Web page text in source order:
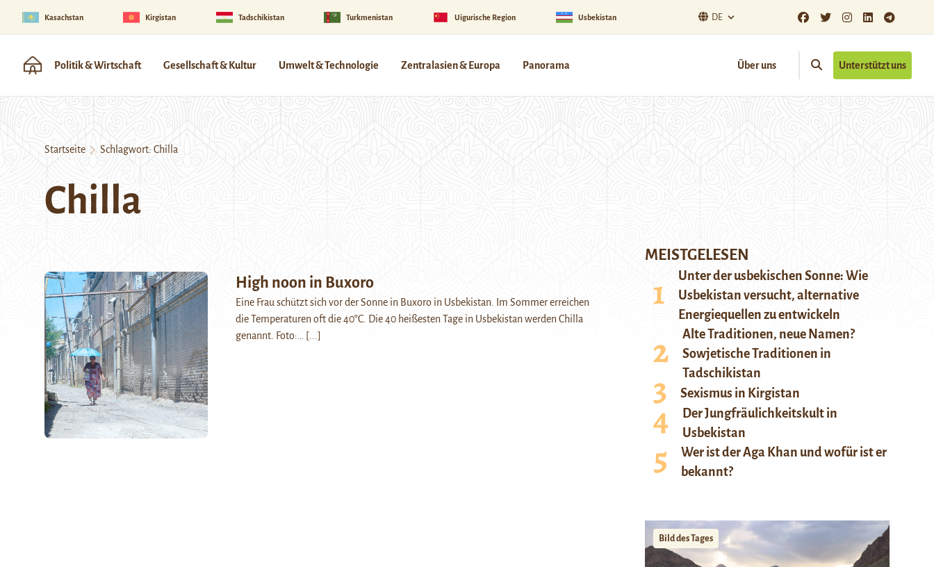
Kasachstan Kirgistan Tadschikistan Turkmenistan Uigurische Region Usbekistan DE
Politik & Wirtschaft Gesellschaft & Kultur Umwelt & Technologie Zentralasien & Europa Panorama Über uns Unterstützt uns
Startseite Schlagwort: Chilla
Chilla
High noon in Buxoro
Eine Frau schützt sich vor der Sonne in Buxoro in Usbekistan. Im Sommer erreichen
die Temperaturen oft die 40°C. Die 40 heißesten Tage in Usbekistan werden Chilla
genannt. Foto:…
[...]
MEISTGELESEN
Unter der usbekischen Sonne: Wie
Usbekistan versucht, alternative
Energiequellen zu entwickeln
Alte Traditionen, neue Namen?
Sowjetische Traditionen in
Tadschikistan
Sexismus in Kirgistan
Der Jungfräulichkeitskult in
Usbekistan
Wer ist der Aga Khan und wofür ist er
bekannt?
Bild des Tages